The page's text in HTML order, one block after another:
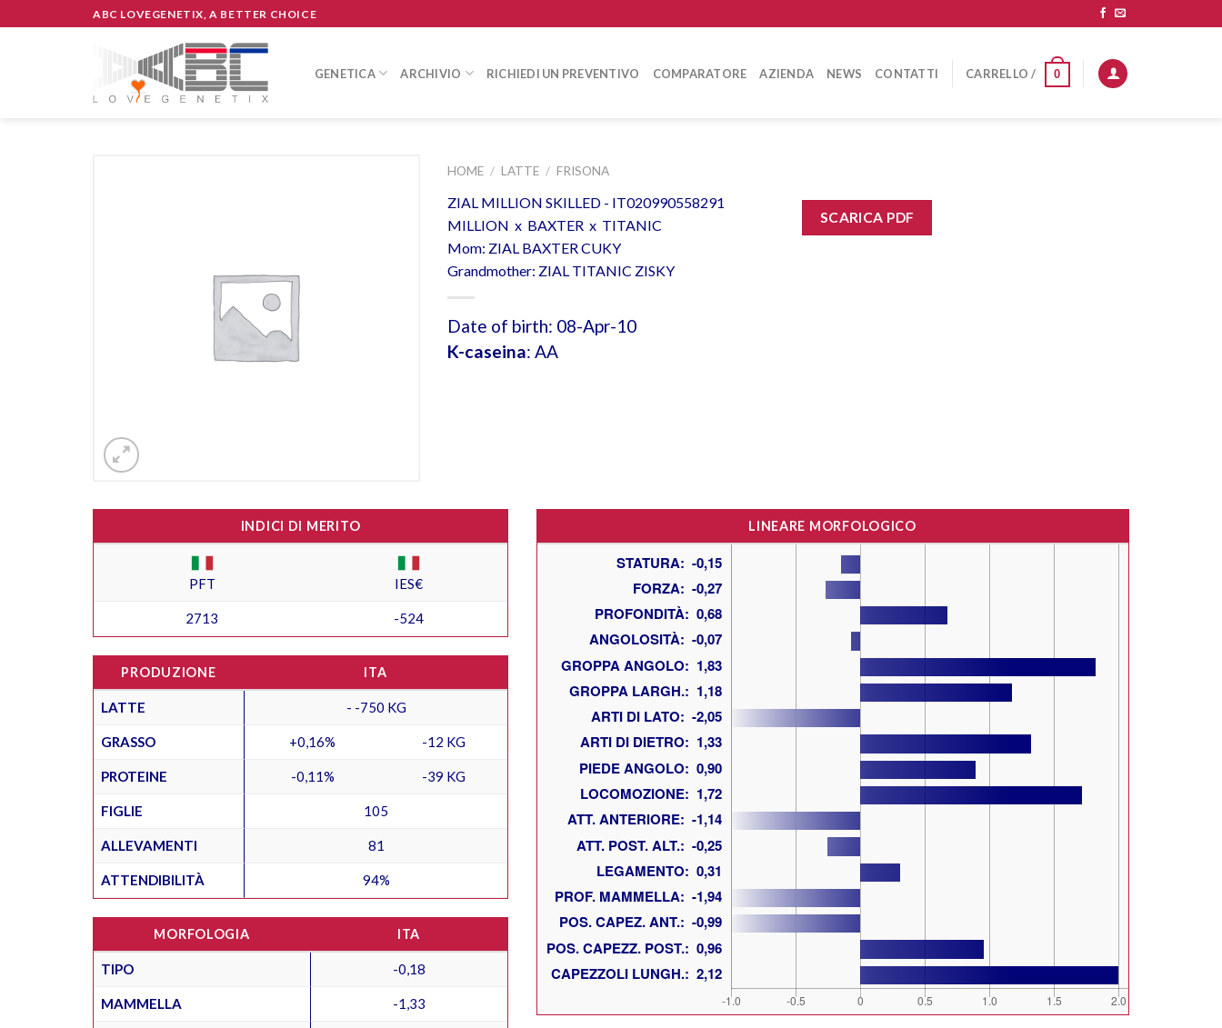
to
ABC LOVEGENETIX, A BETTER CHOICE
GENETICA ARCHIVIO RICHIEDI UN PREVENTIVO COMPARATORE AZIENDA NEWS CONTATTI CARRELLO / 0
HOME / LATTE / FRISONA
ZIAL MILLION SKILLED - IT020990558291
MILLION x BAXTER x TITANIC
Mom: ZIAL BAXTER CUKY
Grandmother: ZIAL TITANIC ZISKY
Date of birth: 08-Apr-10
K-caseina: AA
SCARICA PDF
INDICI DI MERITO
PFT IES€
2713 -524
PRODUZIONE ITA
LATTE - -750 KG
GRASSO +0,16% -12 KG
PROTEINE -0,11% -39 KG
FIGLIE 105
ALLEVAMENTI 81
ATTENDIBILITÀ 94%
MORFOLOGIA ITA
TIPO -0,18
MAMMELLA -1,33
LINEARE MORFOLOGICO